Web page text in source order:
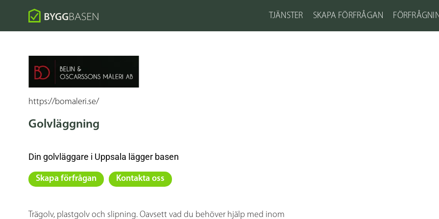
TJÄNSTER SKAPA FÖRFRÅGAN
https://bomaleri.se/
Golvläggning
Din golvläggare i Uppsala lägger basen
Skapa förfrågan Kontakta oss
Trägolv, plastgolv och slipning. Oavsett vad du behöver hjälp med inom